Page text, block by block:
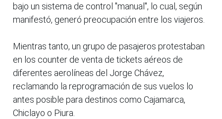
bajo un sistema de control "manual", lo cual, según
manifestó, generó preocupación entre los viajeros.
Mientras tanto, un grupo de pasajeros protestaban
en los counter de venta de tickets aéreos de
diferentes aerolíneas del Jorge Chávez,
reclamando la reprogramación de sus vuelos lo
antes posible para destinos como Cajamarca,
Chiclayo o Piura.